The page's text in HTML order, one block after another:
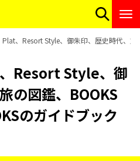
、Resort Style、御朱印、歴史時代、
Resort Style、御
の図鑑、BOOKS
のガイドブック